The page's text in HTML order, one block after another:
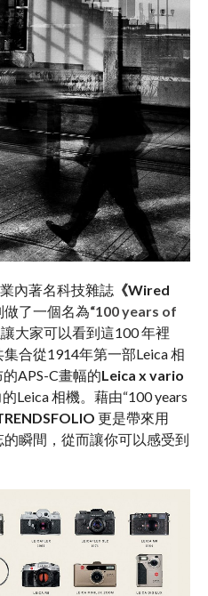
內著名科技雜誌《Wired
了一個名為“100 years of
讓大家可以看到這100 年裡
合從1914年第一部Leica 相
APS-C畫幅的Leica x vario
Leica 相機。藉由“100 years
更是帶來用
瞬間，從而讓你可以感受到